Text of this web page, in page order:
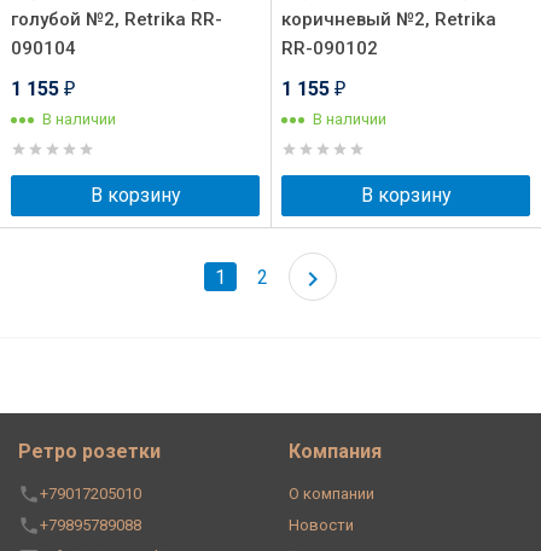
голубой №2, Retrika RR-
090104
1 155 ₽
В наличии
В корзину
коричневый №2, Retrika
RR-090102
1 155 ₽
В наличии
В корзину
1 2
Ретро розетки
+79017205010
+79895789088
Компания
О компании
Новости